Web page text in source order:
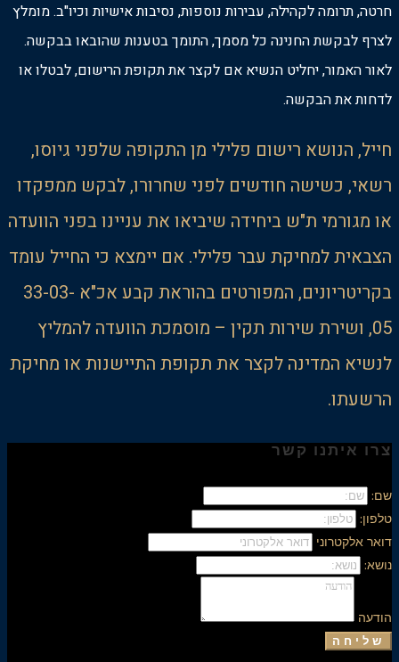
חרטה, תרומה לקהילה, עבירות נוספות, נסיבות אישיות וכיו"ב. מומלץ
לצרף לבקשת החנינה כל מסמך, התומך בטענות שהובאו בבקשה.
לאור האמור, יחליט הנשיא אם לקצר את תקופת הרישום, לבטלו או
לדחות את הבקשה.
חייל, הנושא רישום פלילי מן התקופה שלפני גיוסו,
רשאי, כשישה חודשים לפני שחרורו, לבקש ממפקדו
או מגורמי ת"ש ביחידה שיביאו את עניינו בפני הוועדה
הצבאית למחיקת עבר פלילי. אם יימצא כי החייל עומד
בקריטריונים, המפורטים בהוראת קבע אכ"א 33-03-
05, ושירת שירות תקין – מוסמכת הוועדה להמליץ
לנשיא המדינה לקצר את תקופת התיישנות או מחיקת
הרשעתו.
צרו איתנו קשר
שם:
טלפון:
דואר אלקטרוני
נושא:
הודעה
שליחה